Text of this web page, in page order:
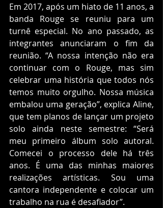
Em 2017, após um hiato de 11 anos, a
banda Rouge se reuniu para um
turnê especial. No ano passado, as
integrantes anunciaram o fim da
reunião. “A nossa intenção não era
continuar com o Rouge, mas sim
celebrar uma história que todos nós
temos muito orgulho. Nossa música
embalou uma geração”, explica Aline,
que tem planos de lançar um projeto
solo ainda neste semestre: “Será
meu primeiro álbum solo autoral.
Comecei o processo dele há três
anos. É uma das minhas maiores
realizações artísticas. Sou uma
cantora independente e colocar um
trabalho na rua é desafiador”.